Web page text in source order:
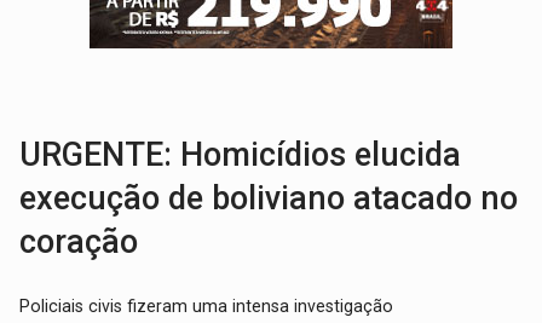
PROCESSO SELETIVO:Rondoniaovivo abre oficina de Comunicação com
URGENTE: Homicídios elucida
execução de boliviano atacado no
coração
Policiais civis fizeram uma intensa investigação